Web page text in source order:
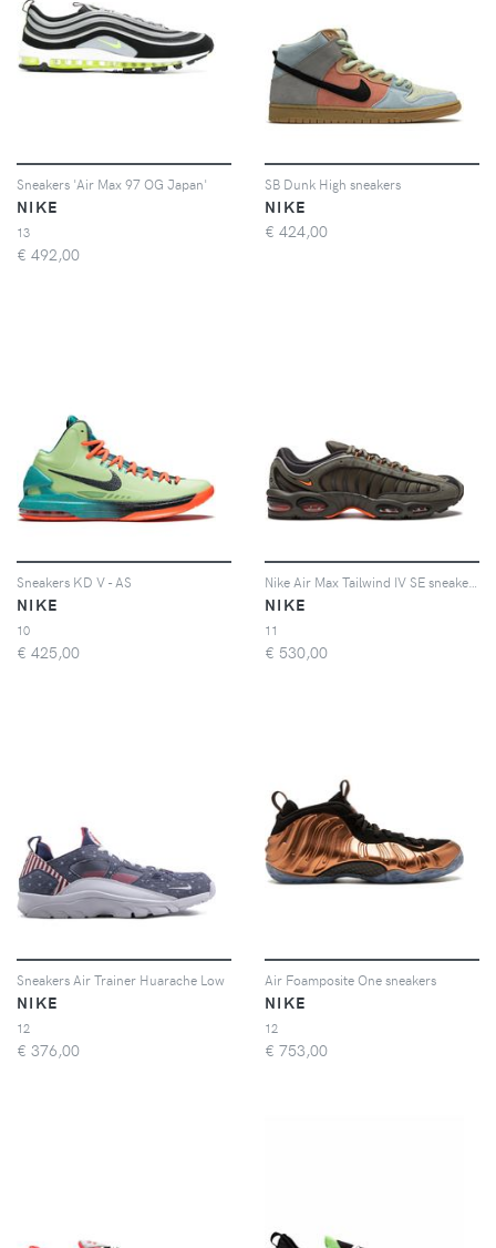
Sneakers 'Air Max 97 OG Japan'
NIKE
13
€ 492,00
SB Dunk High sneakers
NIKE
€ 424,00
Sneakers KD V - AS
NIKE
10
€ 425,00
NIKE
11
€ 530,00
Sneakers Air Trainer Huarache Low
NIKE
12
€ 376,00
Air Foamposite One sneakers
NIKE
12
€ 753,00